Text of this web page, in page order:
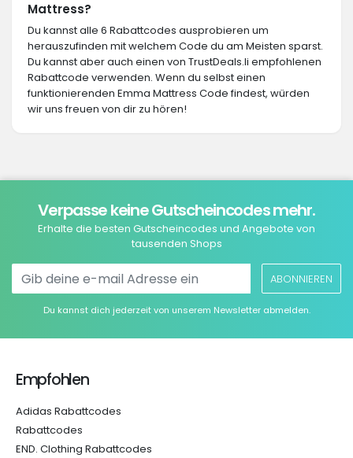
Mattress?
Du kannst alle 6 Rabattcodes ausprobieren um
herauszufinden mit welchem Code du am Meisten sparst.
Du kannst aber auch einen von TrustDeals.li empfohlenen
Rabattcode verwenden. Wenn du selbst einen
funktionierenden Emma Mattress Code findest, würden
wir uns freuen von dir zu hören!
Verpasse keine Gutscheincodes mehr.
Erhalte die besten Gutscheincodes und Angebote von
tausenden Shops
ABONNIEREN
Du kannst dich jederzeit von unserem Newsletter abmelden.
Empfohlen
Adidas Rabattcodes
Rabattcodes
END. Clothing Rabattcodes